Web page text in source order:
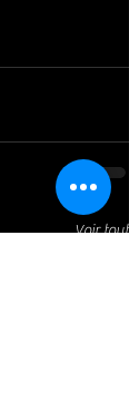
Voir tout